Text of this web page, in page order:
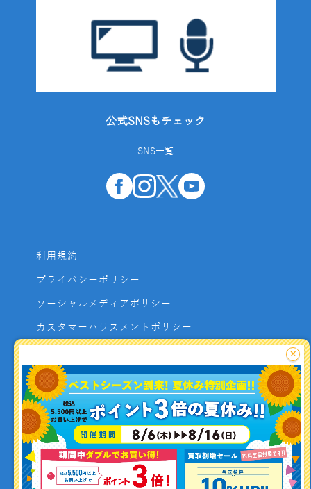
釣り情報を
投稿する
公式SNSもチェック
SNS一覧
利用規約
プライバシーポリシー
ソーシャルメディアポリシー
カスタマーハラスメントポリシー
よくあるご質問
お問い合わせ
利用者資金の保全方法
×